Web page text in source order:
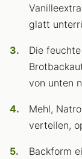
glatt
Die
von unten
Mehl,
verteilen,
Backform